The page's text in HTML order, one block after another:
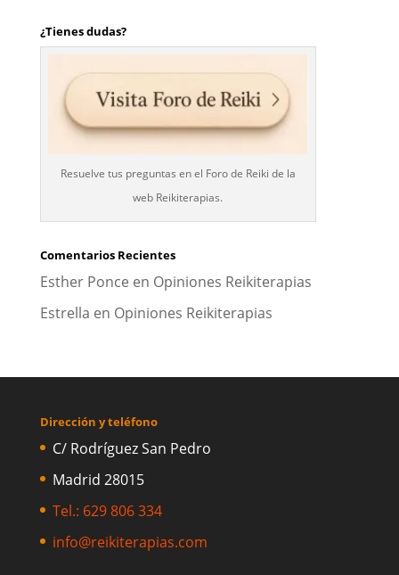
¿Tienes dudas?
Resuelve tus preguntas en el Foro de Reiki de la
web Reikiterapias.
Comentarios Recientes
Esther Ponce en Opiniones Reikiterapias
Estrella en Opiniones Reikiterapias
Dirección y teléfono
C/ Rodríguez San Pedro
Madrid 28015
Tel.: 629 806 334
info@reikiterapias.com